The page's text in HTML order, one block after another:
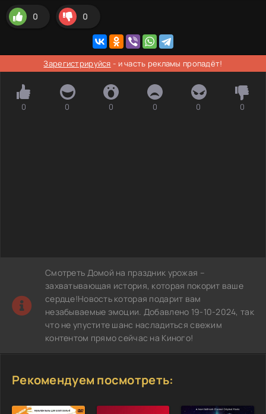
0 0
Зарегистрируйся - и часть рекламы пропадёт!
0 0 0 0 0 0
Смотреть Домой на праздник урожая –
захватывающая история, которая покорит ваше
сердце!Новость которая подарит вам
незабываемые эмоции. Добавлено 19-10-2024, так
что не упустите шанс насладиться свежим
контентом прямо сейчас на Киного!
Рекомендуем посмотреть: